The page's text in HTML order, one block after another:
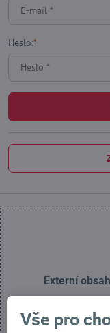
Heslo:*
Externí
Vše pro